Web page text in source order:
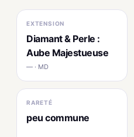
EXTENSION
Diamant & Perle :
Aube Majestueuse
— · MD
RARETÉ
peu commune